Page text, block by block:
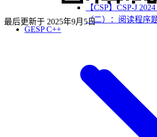
【CSP】CSP-J
（二）：阅读程序
GESP C++
最后更新于 2025年9月5日